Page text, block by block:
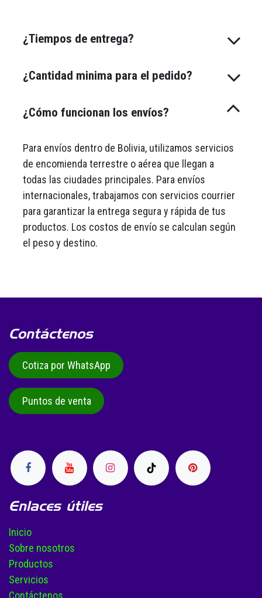
¿Tiempos de entrega?
¿Cantidad minima para el pedido?
¿Cómo funcionan los envíos?
Para envíos dentro de Bolivia, utilizamos servicios
de encomienda terrestre o aérea que llegan a
todas las ciudades principales. Para envíos
internacionales, trabajamos con servicios courrier
para garantizar la entrega segura y rápida de tus
productos. Los costos de envío se calculan según
el peso y destino.
Enlaces útiles
Inicio
Sobre nosotros
Productos
Servicios
Contáctenos
Contáctenos
Cotiza por WhatsApp
Puntos de venta